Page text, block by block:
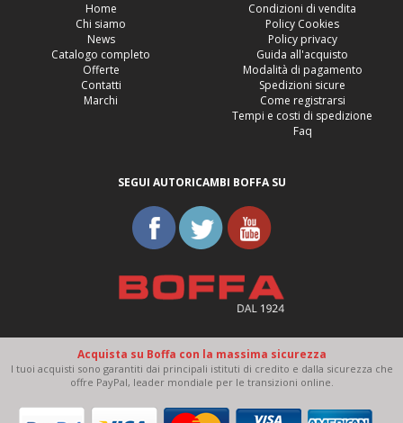
Home
Chi siamo
News
Catalogo completo
Offerte
Contatti
Marchi
Condizioni di vendita
Policy Cookies
Policy privacy
Guida all'acquisto
Modalità di pagamento
Spedizioni sicure
Come registrarsi
Tempi e costi di spedizione
Faq
SEGUI AUTORICAMBI BOFFA SU
Acquista su Boffa con la massima sicurezza
I tuoi acquisti sono garantiti dai principali istituti di credito e dalla sicurezza che
offre PayPal, leader mondiale per le transizioni online.